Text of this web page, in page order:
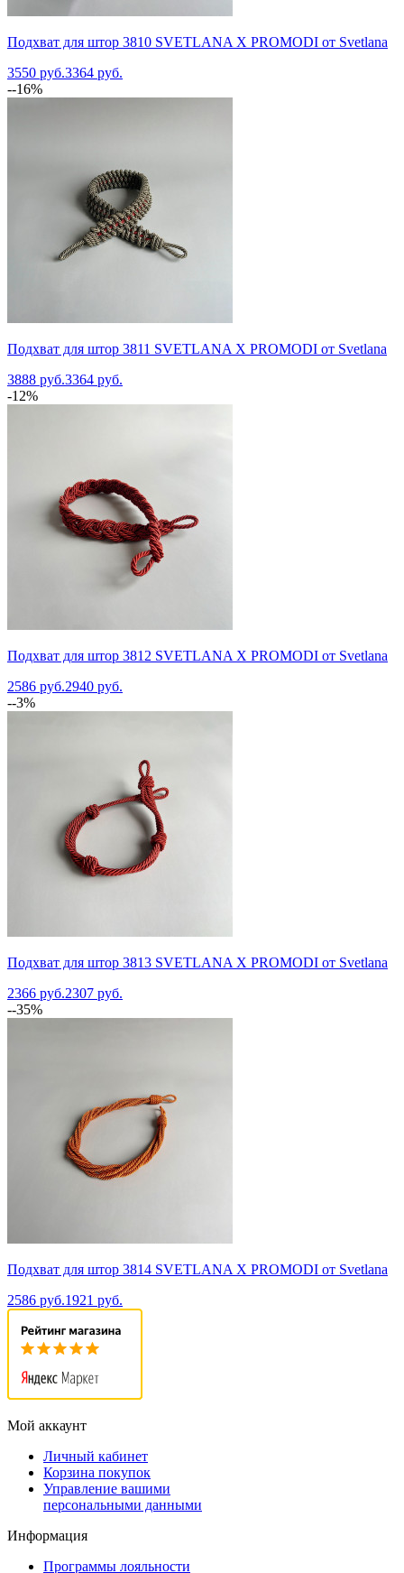
Подхват для штор 3810 SVETLANA X PROMODI от Svetlana
3550 руб.3364 руб.
--16%
Подхват для штор 3811 SVETLANA X PROMODI от Svetlana
3888 руб.3364 руб.
-12%
Подхват для штор 3812 SVETLANA X PROMODI от Svetlana
2586 руб.2940 руб.
--3%
Подхват для штор 3813 SVETLANA X PROMODI от Svetlana
2366 руб.2307 руб.
--35%
Подхват для штор 3814 SVETLANA X PROMODI от Svetlana
2586 руб.1921 руб.
Мой аккаунт
Личный кабинет
Корзина покупок
Управление вашими
персональными данными
Информация
Программы лояльности